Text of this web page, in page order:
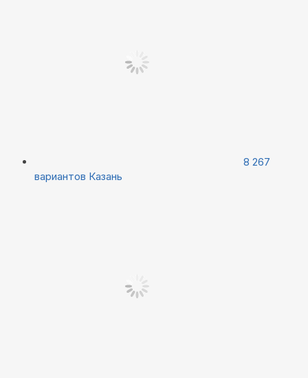
8 267
вариантов Казань